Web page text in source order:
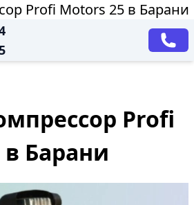
Profi Motors 25 в Барани
Profi
Барани